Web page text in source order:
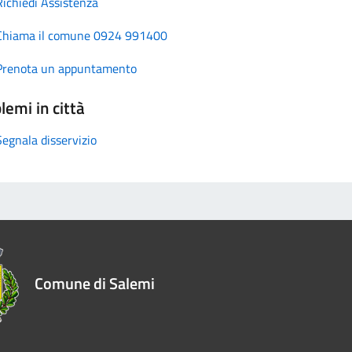
il comune 0924 991400
un appuntamento
in città
disservizio
Comune di Salemi